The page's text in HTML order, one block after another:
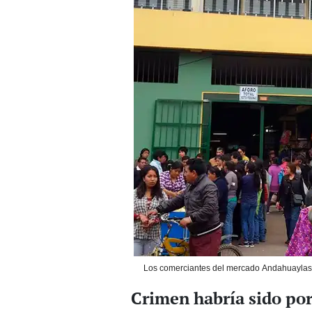
Los comerciantes del mercado
Crimen habría sido